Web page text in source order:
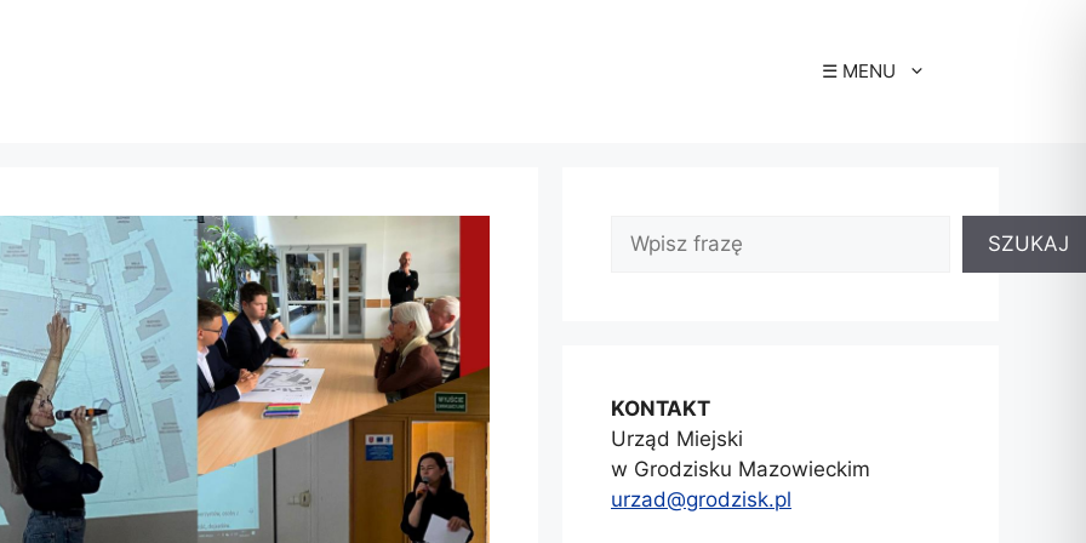
☰ MENU
SZUKAJ
KONTAKT
Urząd Miejski
w Grodzisku Mazowieckim
urzad@grodzisk.pl